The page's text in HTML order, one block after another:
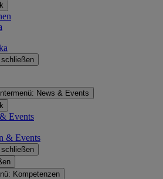
schließen
News & Events
Events
& Events
schließen
Kompetenzen